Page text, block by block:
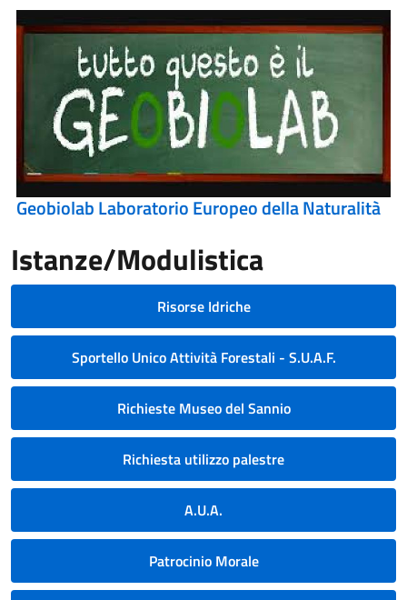
Geobiolab Laboratorio Europeo della Naturalità
Istanze/Modulistica
Risorse Idriche
Sportello Unico Attività Forestali - S.U.A.F.
Richieste Museo del Sannio
Richiesta utilizzo palestre
A.U.A.
Patrocinio Morale